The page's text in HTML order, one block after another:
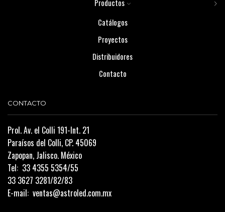
Catálogos
Proyectos
Distribuidores
Contacto
CONTACTO
Prol. Av. el Colli 191-Int. 21
Paraísos del Colli, CP. 45069
Zapopan, Jalisco. México
Tel: 33 4355 5354/55
33 3627 3281/82/83
E-mail: ventas@astroled.com.mx